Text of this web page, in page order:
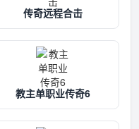
传奇远程合击
教主单职业传奇6